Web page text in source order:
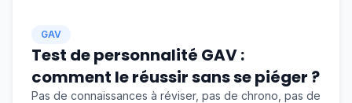
GAV
Test de personnalité GAV :
comment le réussir sans se piéger ?
Pas de connaissances à réviser, pas de chrono, pas de